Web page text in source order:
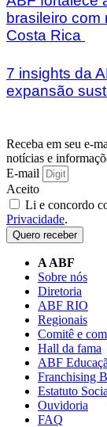
brasileiro
Costa Rica
7 insights da
expansão
Receba em seu e-
notícias e
E-mail
Aceito
Li e concordo
Privacidade.
Quero receber
A ABF
Sobre nós
Diretoria
ABF RIO
Regionais
Comitê e
Hall da fama
ABF
Franchising
Estatuto
Ouvidoria
FAQ